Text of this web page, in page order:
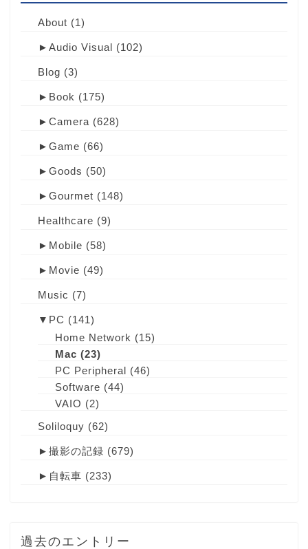
About (1)
► Audio Visual (102)
Blog (3)
► Book (175)
► Camera (628)
► Game (66)
► Goods (50)
► Gourmet (148)
Healthcare (9)
► Mobile (58)
► Movie (49)
Music (7)
▼ PC (141)
Home Network (15)
Mac (23)
PC Peripheral (46)
Software (44)
VAIO (2)
Soliloquy (62)
► 撮影の記録 (679)
► 自転車 (233)
過去のエントリー